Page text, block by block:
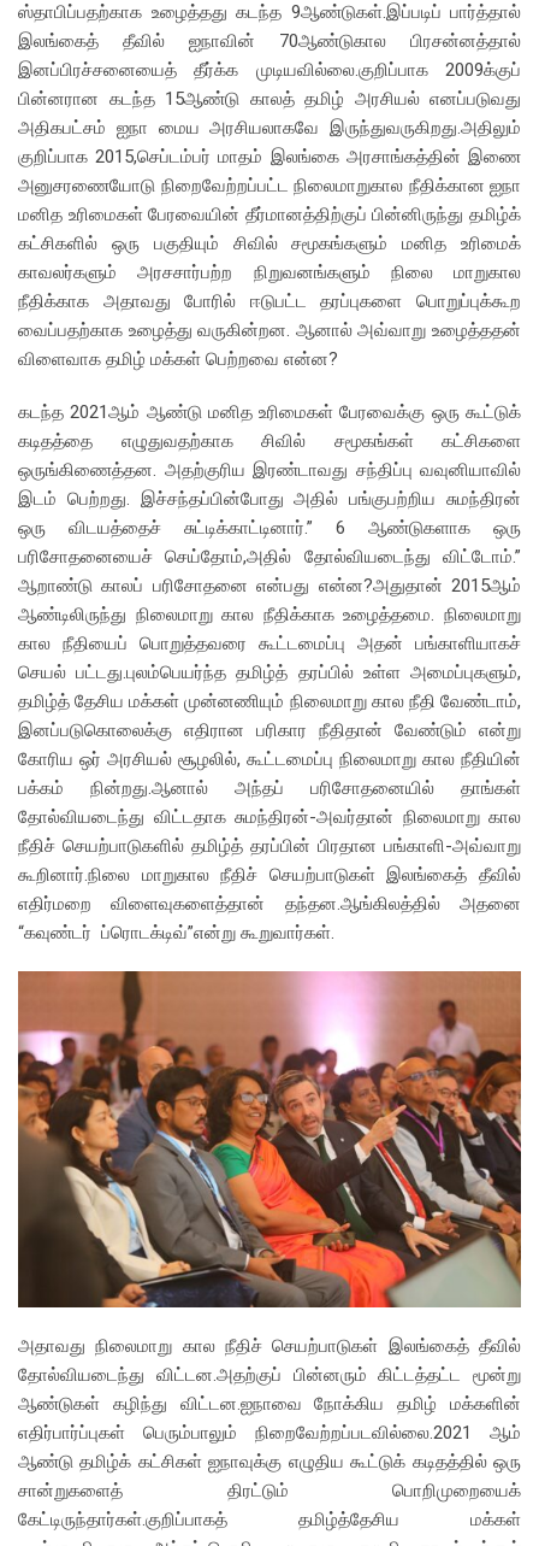
ஸ்தாபிப்பதற்காக உழைத்தது கடந்த 9ஆண்டுகள்.இப்படிப் பார்த்தால்
இலங்கைத் தீவில் ஐநாவின் 70ஆண்டுகால பிரசன்னத்தால்
இனப்பிரச்சனையைத் தீர்க்க முடியவில்லை.குறிப்பாக 2009க்குப்
பின்னரான கடந்த 15ஆண்டு காலத் தமிழ் அரசியல் எனப்படுவது
அதிகபட்சம் ஐநா மைய அரசியலாகவே இருந்துவருகிறது.அதிலும்
குறிப்பாக 2015,செப்டம்பர் மாதம் இலங்கை அரசாங்கத்தின் இணை
அனுசரணையோடு நிறைவேற்றப்பட்ட நிலைமாறுகால நீதிக்கான ஐநா
மனித உரிமைகள் பேரவையின் தீர்மானத்திற்குப் பின்னிருந்து தமிழ்க்
கட்சிகளில் ஒரு பகுதியும் சிவில் சமூகங்களும் மனித உரிமைக்
காவலர்களும் அரசசார்பற்ற நிறுவனங்களும் நிலை மாறுகால
நீதிக்காக அதாவது போரில் ஈடுபட்ட தரப்புகளை பொறுப்புக்கூற
வைப்பதற்காக உழைத்து வருகின்றன. ஆனால் அவ்வாறு உழைத்ததன்
விளைவாக தமிழ் மக்கள் பெற்றவை என்ன?
கடந்த 2021ஆம் ஆண்டு மனித உரிமைகள் பேரவைக்கு ஒரு கூட்டுக்
கடிதத்தை எழுதுவதற்காக சிவில் சமூகங்கள் கட்சிகளை
ஒருங்கிணைத்தன. அதற்குரிய இரண்டாவது சந்திப்பு வவுனியாவில்
இடம் பெற்றது. இச்சந்தப்பின்போது அதில் பங்குபற்றிய சுமந்திரன்
ஒரு விடயத்தைச் சுட்டிக்காட்டினார்.” 6 ஆண்டுகளாக ஒரு
பரிசோதனையைச் செய்தோம்,அதில் தோல்வியடைந்து விட்டோம்.”
ஆறாண்டு காலப் பரிசோதனை என்பது என்ன?அதுதான் 2015ஆம்
ஆண்டிலிருந்து நிலைமாறு கால நீதிக்காக உழைத்தமை. நிலைமாறு
கால நீதியைப் பொறுத்தவரை கூட்டமைப்பு அதன் பங்காளியாகச்
செயல் பட்டது.புலம்பெயர்ந்த தமிழ்த் தரப்பில் உள்ள அமைப்புகளும்,
தமிழ்த் தேசிய மக்கள் முன்னணியும் நிலைமாறு கால நீதி வேண்டாம்,
இனப்படுகொலைக்கு எதிரான பரிகார நீதிதான் வேண்டும் என்று
கோரிய ஒர் அரசியல் சூழலில், கூட்டமைப்பு நிலைமாறு கால நீதியின்
பக்கம் நின்றது.ஆனால் அந்தப் பரிசோதனையில் தாங்கள்
தோல்வியடைந்து விட்டதாக சுமந்திரன்-அவர்தான் நிலைமாறு கால
நீதிச் செயற்பாடுகளில் தமிழ்த் தரப்பின் பிரதான பங்காளி-அவ்வாறு
கூறினார்.நிலை மாறுகால நீதிச் செயற்பாடுகள் இலங்கைத் தீவில்
எதிர்மறை விளைவுகளைத்தான் தந்தன.ஆங்கிலத்தில் அதனை
“கவுண்டர் ப்ரொடக்டிவ்”என்று கூறுவார்கள்.
அதாவது நிலைமாறு கால நீதிச் செயற்பாடுகள் இலங்கைத் தீவில்
தோல்வியடைந்து விட்டன.அதற்குப் பின்னரும் கிட்டத்தட்ட மூன்று
ஆண்டுகள் கழிந்து விட்டன.ஐநாவை நோக்கிய தமிழ் மக்களின்
எதிர்பார்ப்புகள் பெரும்பாலும் நிறைவேற்றப்படவில்லை.2021 ஆம்
ஆண்டு தமிழ்க் கட்சிகள் ஐநாவுக்கு எழுதிய கூட்டுக் கடிதத்தில் ஒரு
சான்றுகளைத் திரட்டும் பொறிமுறையைக்
கேட்டிருந்தார்கள்.குறிப்பாகத் தமிழ்த்தேசிய மக்கள்